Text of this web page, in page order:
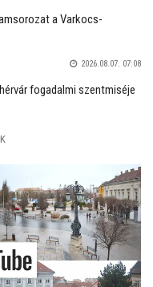
a Varkocs-
2026.08.07. 07:08
fogadalmi szentmiséje